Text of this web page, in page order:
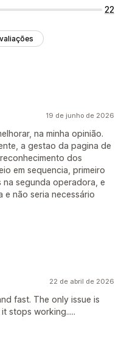
22
19 de junho de 2026
na minha opinião.
a gestao da pagina de
dos
em sequencia, primeiro
na segunda operadora, e
e não seria necessário
22 de abril de 2026
fast. The only issue is
stops working.....